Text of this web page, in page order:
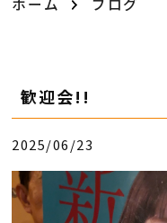
歓迎会!!
2025/06/23